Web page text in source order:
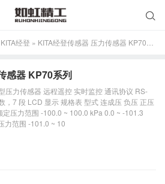

KITA经登 » KITA经登传感器 压力传感器 KP70系列
感器 KP70系列
压力传感器 远程遥控 实时监控 通讯协议 RS-
，7 段 LCD 显示 规格表 型式 连成压 负压 正压
压力范围 -100.0 ~ 100.0 kPa 0.0 ~ -101.3
力范围 -101.0 ~ 10